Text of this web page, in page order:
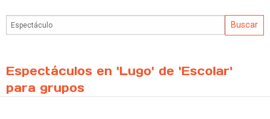
Espectáculos en 'Lugo' de 'Escolar'
para grupos